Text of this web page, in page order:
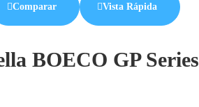
Comparar Vista Rápida
BOECO GP Series